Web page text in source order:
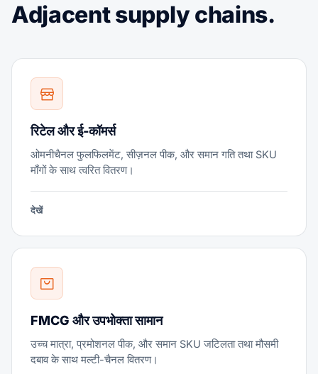
Adjacent supply chains.
रिटेल और ई-कॉमर्स
ओमनीचैनल फुलफिलमेंट, सीज़नल पीक, और समान गति तथा SKU
माँगों के साथ त्वरित वितरण।
देखें
FMCG और उपभोक्ता सामान
उच्च मात्रा, प्रमोशनल पीक, और समान SKU जटिलता तथा मौसमी
दबाव के साथ मल्टी-चैनल वितरण।